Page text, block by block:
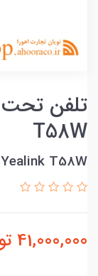
تلفن
T58W
Yealink T58W
41,000,000